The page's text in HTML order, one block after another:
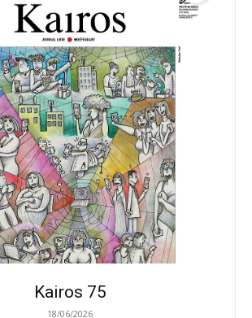
Kairos 75
18/06/2026